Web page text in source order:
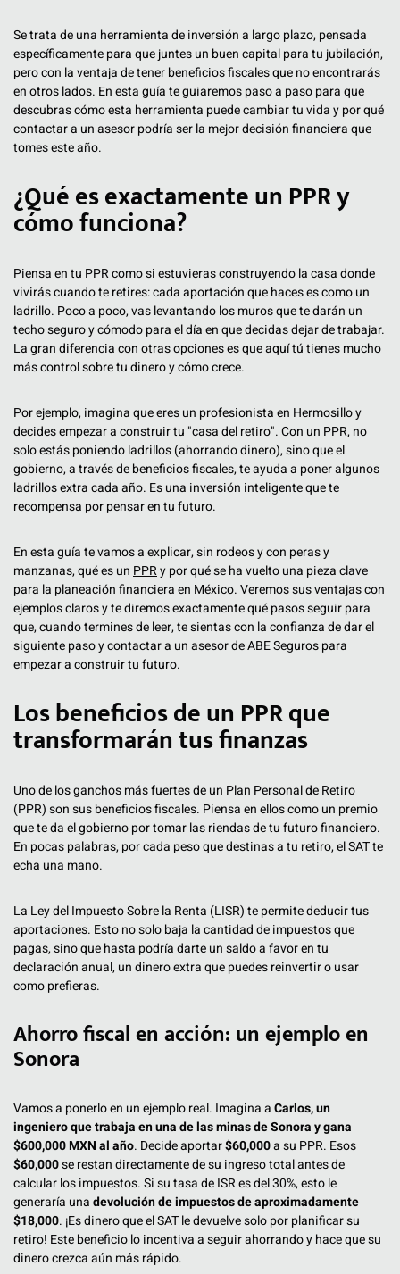
Se trata de una herramienta de inversión a largo plazo, pensada
específicamente para que juntes un buen capital para tu jubilación,
pero con la ventaja de tener beneficios fiscales que no encontrarás
en otros lados. En esta guía te guiaremos paso a paso para que
descubras cómo esta herramienta puede cambiar tu vida y por qué
contactar a un asesor podría ser la mejor decisión financiera que
tomes este año.
¿Qué es exactamente un PPR y
cómo funciona?
Piensa en tu PPR como si estuvieras construyendo la casa donde
vivirás cuando te retires: cada aportación que haces es como un
ladrillo. Poco a poco, vas levantando los muros que te darán un
techo seguro y cómodo para el día en que decidas dejar de trabajar.
La gran diferencia con otras opciones es que aquí tú tienes mucho
más control sobre tu dinero y cómo crece.
Por ejemplo, imagina que eres un profesionista en Hermosillo y
decides empezar a construir tu "casa del retiro". Con un PPR, no
solo estás poniendo ladrillos (ahorrando dinero), sino que el
gobierno, a través de beneficios fiscales, te ayuda a poner algunos
ladrillos extra cada año. Es una inversión inteligente que te
recompensa por pensar en tu futuro.
En esta guía te vamos a explicar, sin rodeos y con peras y
manzanas, qué es un PPRy por qué se ha vuelto una pieza clave
para la planeación financiera en México. Veremos sus ventajas con
ejemplos claros y te diremos exactamente qué pasos seguir para
que, cuando termines de leer, te sientas con la confianza de dar el
siguiente paso y contactar a un asesor de ABE Seguros para
empezar a construir tu futuro.
Los beneficios de un PPR que
transformarán tus finanzas
Uno de los ganchos más fuertes de un Plan Personal de Retiro
(PPR) son sus beneficios fiscales. Piensa en ellos como un premio
que te da el gobierno por tomar las riendas de tu futuro financiero.
En pocas palabras, por cada peso que destinas a tu retiro, el SAT te
echa una mano.
La Ley del Impuesto Sobre la Renta (LISR) te permite deducir tus
aportaciones. Esto no solo baja la cantidad de impuestos que
pagas, sino que hasta podría darte un saldo a favor en tu
declaración anual, un dinero extra que puedes reinvertir o usar
como prefieras.
Ahorro fiscal en acción: un ejemplo en
Sonora
Vamos a ponerlo en un ejemplo real. Imagina aCarlos, un
ingeniero que trabaja en una de las minas de Sonora y gana
$600,000 MXN al año. Decide aportar$60,000a su PPR. Esos
$60,000se restan directamente de su ingreso total antes de
calcular los impuestos. Si su tasa de ISR es del 30%, esto le
generaría unadevolución de impuestos de aproximadamente
$18,000. ¡Es dinero que el SAT le devuelve solo por planificar su
retiro! Este beneficio lo incentiva a seguir ahorrando y hace que su
dinero crezca aún más rápido.